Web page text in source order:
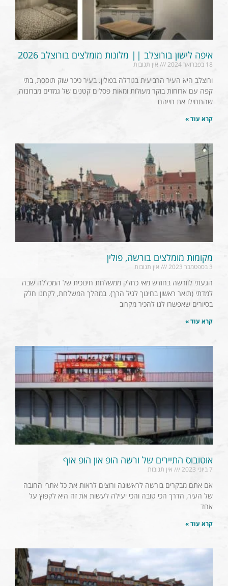
איפה לישון בורוצלב || מלונות מומלצים בורוצלב 2026
18 בפברואר 2024 אין תגובות
ורוצלב היא העיר הרביעית בגודלה בפולין. בעיר כיכר שוק תוססת, בתי
קפה עם ארוחות בוקר מעולות ומאות פסלים קטנים של גמדים מברונזה,
שהתחילו את חייהם
קרא עוד »
מקומות מומלצים בורשה, פולין
3 בספטמבר 2023 אין תגובות
הגעתי לוורשה בחודש מאי כחלק ממשלחת חינוכית של המכללה שבה
למדתי (תואר ראשון בחינוך לגיל הרך). במהלך המשלחת, לקחנו חלק
בסיורים שאפשרו לנו להכיר מקרוב
קרא עוד »
אוטובוס התיירים של ורשה הופ און הופ אוף
7 ביוני 2023 אין תגובות
אם אתם מבקרים בורשה לראשונה ורוצים לראות את כל אתרי החובה
של העיר, הדרך הכי טובה והכי יעילה לעשות את זה היא לקפוץ על
אחד
קרא עוד »